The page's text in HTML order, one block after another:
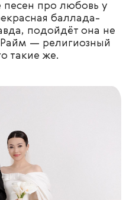
песен про любовь у
баллада-
подойдёт она не
— религиозный
такие же.